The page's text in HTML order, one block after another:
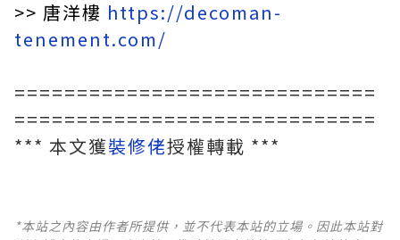
>> 唐洋樓 https://decoman-
tenement.com/
=============================
=============================
*** 本文獲裝修佬授權轉載 ***
*本站之內容由作者所提供，並不代表本站的立場。因此本站對